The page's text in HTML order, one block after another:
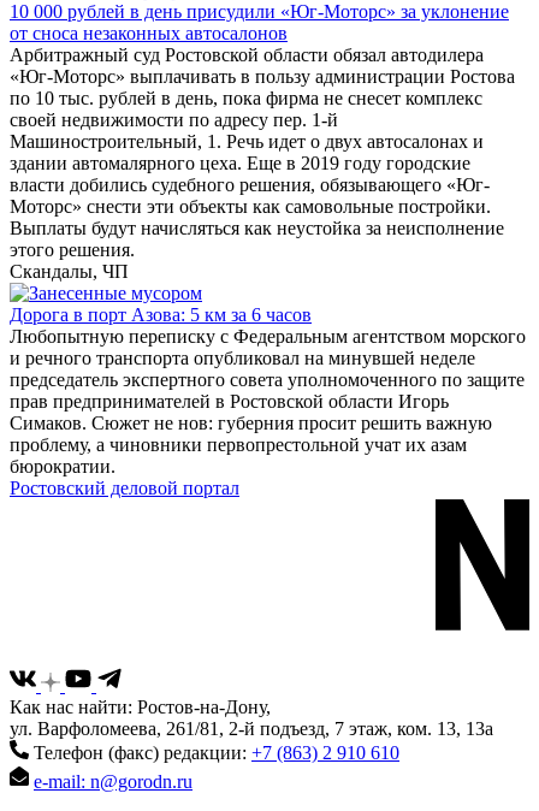
10 000 рублей в день присудили «Юг-Моторс» за уклонение
от сноса незаконных автосалонов
Арбитражный суд Ростовской области обязал автодилера
«Юг-Моторс» выплачивать в пользу администрации Ростова
по 10 тыс. рублей в день, пока фирма не снесет комплекс
своей недвижимости по адресу пер. 1-й
Машиностроительный, 1. Речь идет о двух автосалонах и
здании автомалярного цеха. Еще в 2019 году городские
власти добились судебного решения, обязывающего «Юг-
Моторс» снести эти объекты как самовольные постройки.
Выплаты будут начисляться как неустойка за неисполнение
этого решения.
Скандалы, ЧП
Дорога в порт Азова: 5 км за 6 часов
Любопытную переписку с Федеральным агентством морского
и речного транспорта опубликовал на минувшей неделе
председатель экспертного совета уполномоченного по защите
прав предпринимателей в Ростовской области Игорь
Симаков. Сюжет не нов: губерния просит решить важную
проблему, а чиновники первопрестольной учат их азам
бюрократии.
Ростовский деловой портал
Как нас найти: Ростов-на-Дону,
ул. Варфоломеева, 261/81, 2-й подъезд, 7 этаж, ком. 13, 13а
Телефон (факс) редакции: +7 (863) 2 910 610
e-mail: n@gorodn.ru